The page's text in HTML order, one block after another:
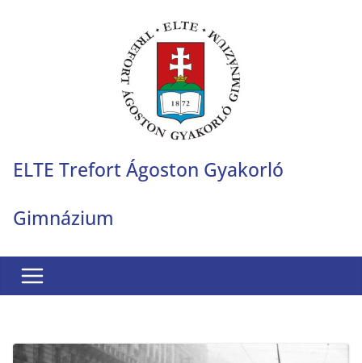
ELTE Trefort Ágoston Gyakorló
Gimnázium